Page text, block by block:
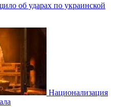
об ударах по украинской
Национализация